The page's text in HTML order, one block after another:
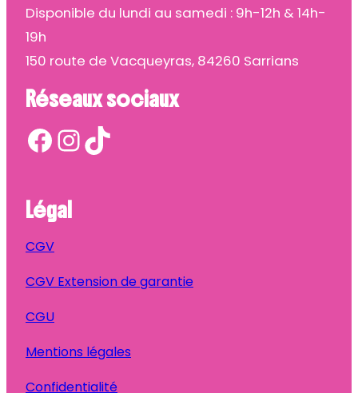
Disponible du lundi au samedi : 9h-12h & 14h-
19h
150 route de Vacqueyras, 84260 Sarrians
Réseaux sociaux
Facebook InstagramTikTok
Légal
CGV
CGV Extension de garantie
CGU
Mentions légales
Confidentialité